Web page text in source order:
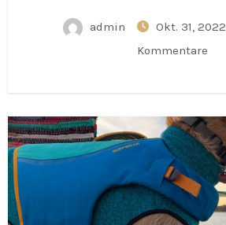
admin Okt. 31, 2022
Kommentare